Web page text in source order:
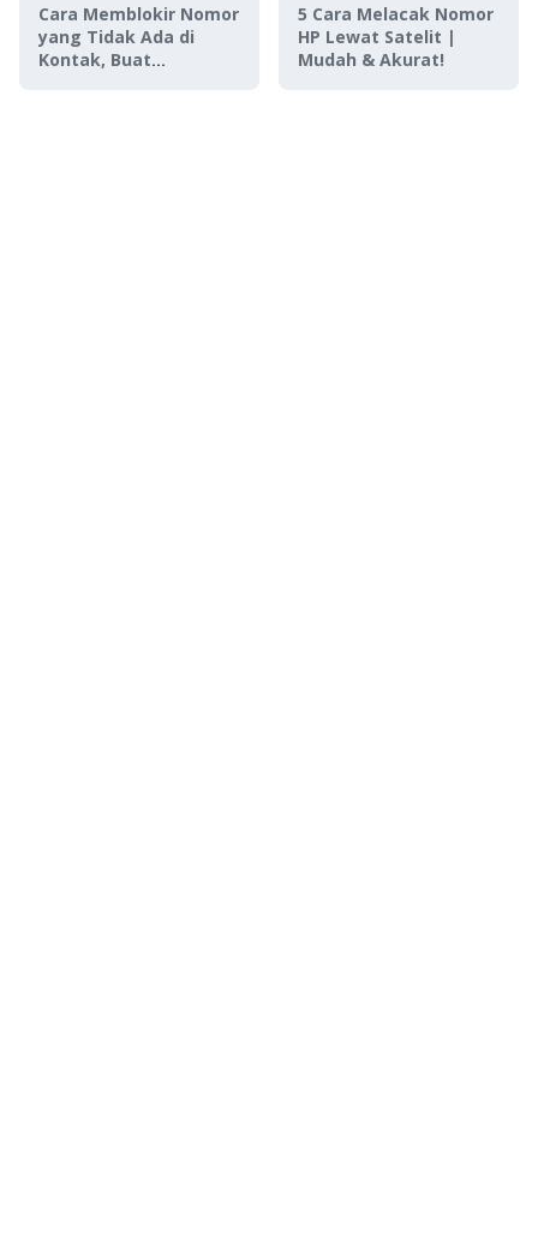
Cara Memblokir Nomor
yang Tidak Ada di
Kontak, Buat
5 Cara Melacak Nomor
HP Lewat Satelit |
Mudah & Akurat!